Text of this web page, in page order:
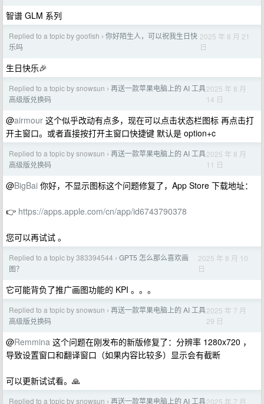
智谱 GLM 系列
Replied to a topic by goofish › 你好陌生人，可以祝我生日快
乐吗
2025 年 8 月 21
日
生日快乐🎉
Replied to a topic by snowsun › 再送一款苹果电脑上的 AI 工具
高级版兑换码
2025 年 8 月
14 日
@airmour 这个似乎改动有点多，现在可以点击状态栏图标 再点击打
开主窗口。或者直接按打开主窗口快捷键 默认是 option+c
Replied to a topic by snowsun › 再送一款苹果电脑上的 AI 工具
高级版兑换码
2025 年 8 月
11 日
@BigBai 你好，不显示图标这个问题修复了，App Store 下载地址：
👉 https://apps.apple.com/cn/app/id6743790378
您可以再试试 。
Replied to a topic by 383394544 › GPT5 怎么那么喜欢画
图？
2025 年 8 月 10
日
它可能背负了推广画图功能的 KPI 。。。
Replied to a topic by snowsun › 再送一款苹果电脑上的 AI 工具
高级版兑换码
2025 年 7 月
29 日
@Remmina 这个问题在刚发布的新版修复了：分辨率 1280x720 ，
导致设置窗口和翻译窗口（如果内容比较多）显示会有截断
可以更新试试看。🙏
Replied to a topic by snowsun › 再送一款苹果电脑上的 AI 工具2025 年 7 月